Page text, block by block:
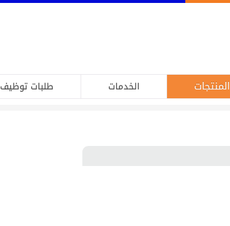
المنتجات الخدمات طلبات توظيف